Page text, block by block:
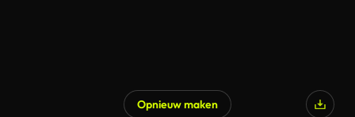
Opnieuw maken